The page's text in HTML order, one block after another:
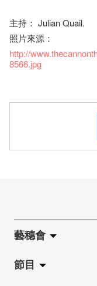
主持： Julian Quail.
照片來源：
http://
8566.jpg
藝穗會
關於藝穗會
節目